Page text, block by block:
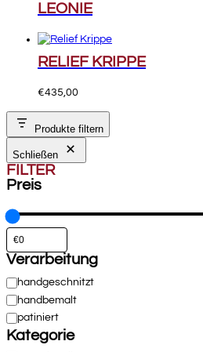
LEONIE
RELIEF KRIPPE
€435,00
Produkte filtern
Schließen
FILTER
Preis
Verarbeitung
Verarbeitung
handgeschnitzt
handbemalt
patiniert
Kategorie